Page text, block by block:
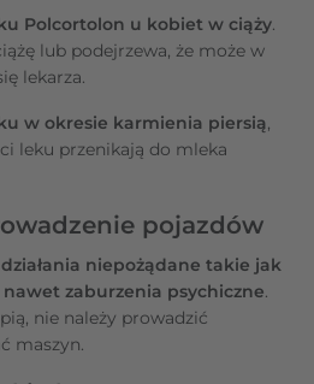
Polcortolon u kobiet w ciąży.
lub podejrzewa, że może w
lekarza.
w okresie karmienia piersią,
leku przenikają do mleka
pojazdów
niepożądane takie jak
nawet zaburzenia psychiczne.
nie należy prowadzić
maszyn.